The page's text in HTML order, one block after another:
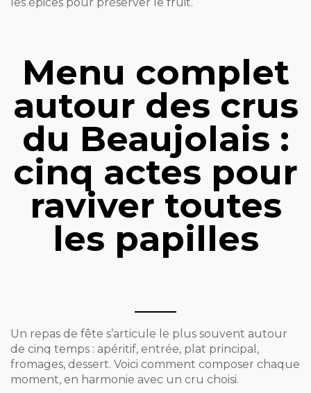
Menu complet
autour des crus
du Beaujolais :
cinq actes pour
raviver toutes
les papilles
Un repas de fête s’articule le plus souvent autour
de cinq temps : apéritif, entrée, plat principal,
fromages, dessert. Voici comment composer chaque
moment, en harmonie avec un cru choisi.